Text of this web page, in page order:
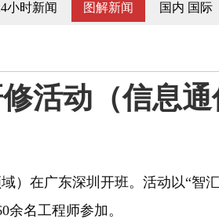
小时新闻 图解新闻 国内 国际
活动（信息
在广东深圳开班。活动以“智
名工程师参加。